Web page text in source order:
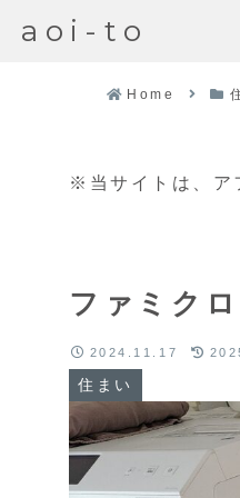
aoi-to
Home
ファミク
※当サイトは、ア
住まい
2024.11.17